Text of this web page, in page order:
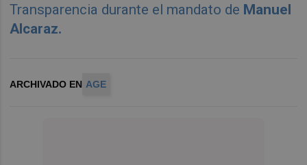
Transparencia durante el mandato de Manuel
Alcaraz.
ARCHIVADO EN AGE